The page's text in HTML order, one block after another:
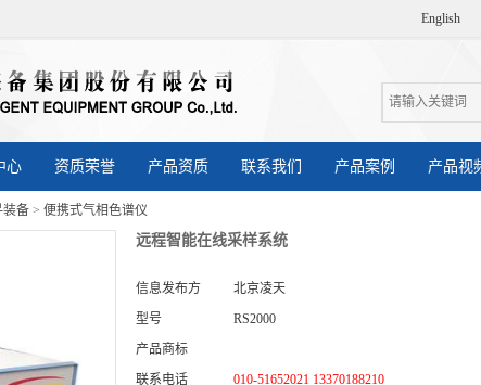
English
心 资质荣誉 产品资质 联系我们 产品案例 产品视
装备 > 便携式气相色谱仪
远程智能在线采样系统
信息发布方
北京凌天
型号
RS2000
产品商标
联系电话
010-51652021 13370188210